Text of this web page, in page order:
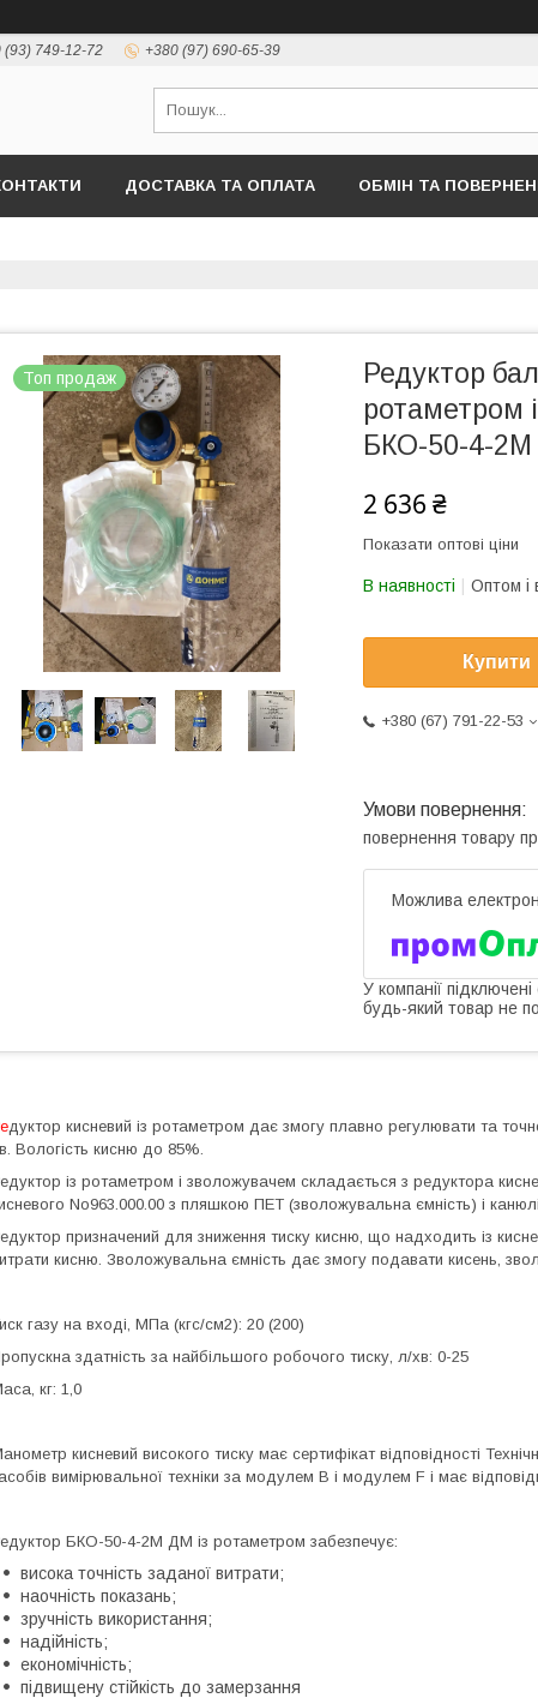
(93) 749-12-72 +380 (97) 690-65-39
ДОСТАВКА ТА ОПЛАТА ОБМІН ТА
Топ продаж
Редуктор
ротаметром
БКО-50-4-
2 636 ₴
Показати оптові ціни
В наявності Оптом і
Купити
+380 (67) 791-22-53
повернення товару
У компанії
будь-який товар не
дуктор кисневий із ротаметром дає змогу плавно регулювати та
Вологість кисню до 85%.
із ротаметром і зволожувачем складається з редуктора
No963.000.00 з пляшкою ПЕТ (зволожувальна ємність) і
призначений для зниження тиску кисню, що надходить із
кисню. Зволожувальна ємність дає змогу подавати кисень,
газу на вході, МПа (кгс/см2): 20 (200)
здатність за найбільшого робочого тиску, л/хв: 0-25
кг: 1,0
кисневий високого тиску має сертифікат відповідності
вимірювальної техніки за модулем B і модулем F і має
БКО-50-4-2М ДМ із ротаметром забезпечує:
висока точність заданої витрати;
наочність показань;
зручність використання;
надійність;
економічність;
підвищену стійкість до замерзання